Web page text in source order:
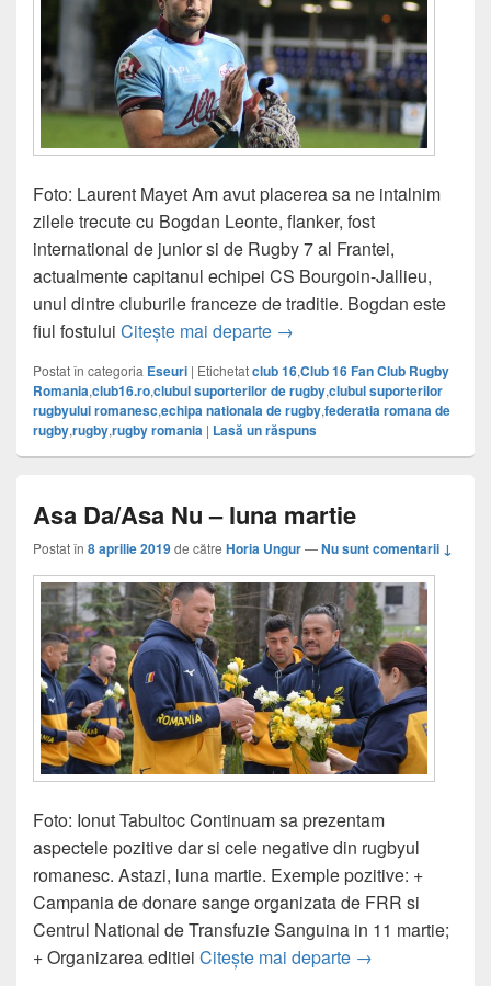
Foto: Laurent Mayet Am avut placerea sa ne intalnim
zilele trecute cu Bogdan Leonte, flanker, fost
international de junior si de Rugby 7 al Frantei,
actualmente capitanul echipei CS Bourgoin-Jallieu,
unul dintre cluburile franceze de traditie. Bogdan este
fiul fostului Citește mai departe Interviu cu Bogdan
→
Postat în categoria Eseuri | Etichetatclub 16,Club 16 Fan Club Rugby
Romania,club16.ro,clubul suporterilor de rugby,clubul suporterilor
rugbyului romanesc,echipa nationala de rugby,federatia romana de
rugby,rugby,rugby romania | Lasă un răspuns
Asa Da/Asa Nu – luna martie
Postat în 8 aprilie 2019de către Horia Ungur—Nu sunt comentarii ↓
Foto: Ionut Tabultoc Continuam sa prezentam
aspectele pozitive dar si cele negative din rugbyul
romanesc. Astazi, luna martie. Exemple pozitive: +
Campania de donare sange organizata de FRR si
Centrul National de Transfuzie Sanguina in 11 martie;
+ Organizarea editiei Citește mai departe Asa Da/Asa Nu
→